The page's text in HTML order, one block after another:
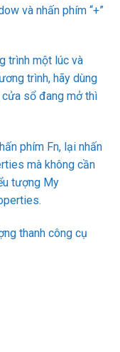
và nhấn phím “+”
trình một lúc và
trình, hãy dùng
sổ đang mở thì
phím Fn, lại nhấn
mà không cần
tượng My
thanh công cụ